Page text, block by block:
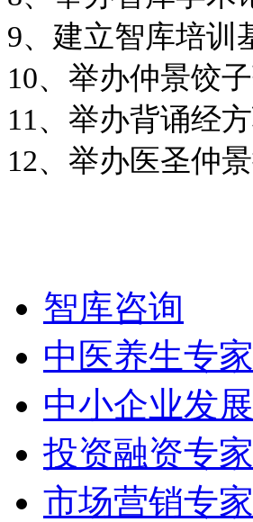
9、建立智库培训
10、举办仲景饺
11、举办背诵经
12、举办医圣仲
智库咨询
中医养生专家
中小企业发展
投资融资专家
市场营销专家